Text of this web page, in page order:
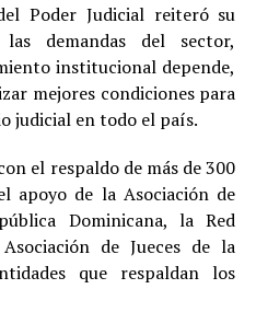
Poder Judicial reiteró su
demandas del sector,
institucional depende,
mejores condiciones para
judicial en todo el país.
el respaldo de más de 300
apoyo de la Asociación de
Dominicana, la Red
de Jueces de la
que respaldan los